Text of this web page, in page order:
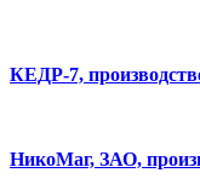
КЕДР-7,
НикоМаг, ЗАО,